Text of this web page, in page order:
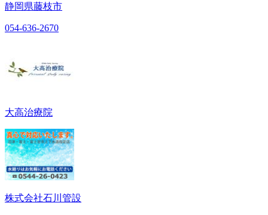
静岡県藤枝市
054-636-2670
大高治療院
株式会社石川管設